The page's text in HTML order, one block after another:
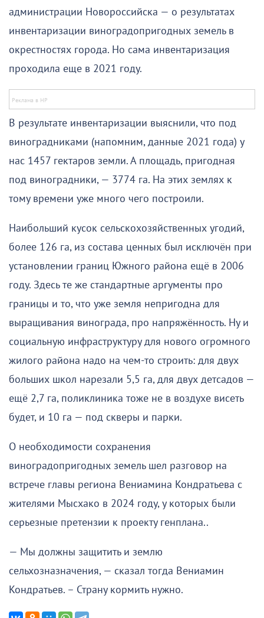
администрации Новороссийска — о результатах
инвентаризации виноградопригодных земель в
окрестностях города. Но сама инвентаризация
проходила еще в 2021 году.
В результате инвентаризации выяснили, что под
виноградниками (напомним, данные 2021 года) у
нас 1457 гектаров земли. А площадь, пригодная
под виноградники, — 3774 га. На этих землях к
тому времени уже много чего построили.
Наибольший кусок сельскохозяйственных угодий,
более 126 га, из состава ценных был исключён при
установлении границ Южного района ещё в 2006
году. Здесь те же стандартные аргументы про
границы и то, что уже земля непригодна для
выращивания винограда, про напряжённость. Ну и
социальную инфраструктуру для нового огромного
жилого района надо на чем-то строить: для двух
больших школ нарезали 5,5 га, для двух детсадов —
ещё 2,7 га, поликлиника тоже не в воздухе висеть
будет, и 10 га — под скверы и парки.
О необходимости сохранения
виноградопригодных земель шел разговор на
встрече главы региона Вениамина Кондратьева с
жителями Мысхако в 2024 году, у которых были
серьезные претензии к проекту генплана..
— Мы должны защитить и землю
сельхозназначения, — сказал тогда Вениамин
Кондратьев. – Страну кормить нужно.